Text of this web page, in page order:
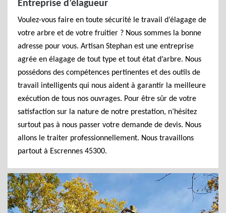
Entreprise d’élagueur
Voulez-vous faire en toute sécurité le travail d’élagage de
votre arbre et de votre fruitier ? Nous sommes la bonne
adresse pour vous. Artisan Stephan est une entreprise
agrée en élagage de tout type et tout état d’arbre. Nous
possédons des compétences pertinentes et des outils de
travail intelligents qui nous aident à garantir la meilleure
exécution de tous nos ouvrages. Pour être sûr de votre
satisfaction sur la nature de notre prestation, n’hésitez
surtout pas à nous passer votre demande de devis. Nous
allons le traiter professionnellement. Nous travaillons
partout à Escrennes 45300.